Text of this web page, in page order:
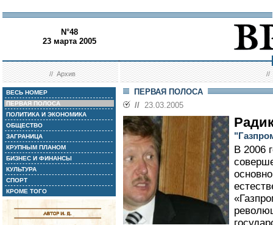
N°48
23 марта 2005
//Архив //
ВЕСЬ НОМЕР
ПЕРВАЯ ПОЛОСА
ПОЛИТИКА И ЭКОНОМИКА
ОБЩЕСТВО
ЗАГРАНИЦА
КРУПНЫМ ПЛАНОМ
БИЗНЕС И ФИНАНСЫ
КУЛЬТУРА
СПОРТ
КРОМЕ ТОГО
ПЕРВАЯ ПОЛОСА
// 23.03.2005
В 2006